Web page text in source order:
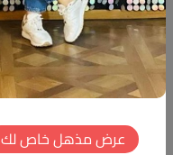
ترابيزه خشب زان مقاس:١٣٠×٨٠سم ارتفاع:٥٠سم
منتجات شبيهة
عرض مذهل خاص لك